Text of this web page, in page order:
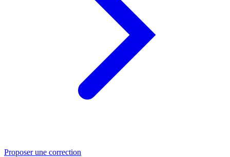
Proposer une correction